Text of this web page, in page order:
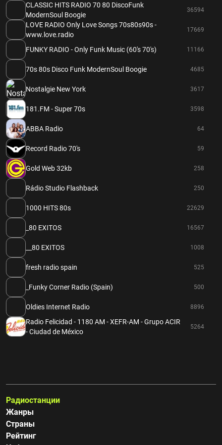
CLASSIC HITS RADIO 70 80 DiscoFunk
ModernSoul Boogie
36594
LOVE RADIO Only Love Songs 70s80s90s -
www.love.radio
17669
FUNKY RADIO - Only Funk Music (60's 70's) 11166
70s 80s Disco Funk ModernSoul Boogie 4685
Nostalgie New York 3617
181.FM - Super 70s 3598
ABBA Radio 64
Record Radio 70's 59
Gold Web 32kb 258
Rádio Studio Flashback 250
1000 HITS 80s 22629
_80 EXITOS 16567
__80 EXITOS 1008
fresh radio spain 525
_Funky Corner Radio (Spain) 500
Oldies Internet Radio 8896
Radio Felicidad - 1180 AM - XEFR-AM - Grupo ACIR
- Ciudad de México
5264
Радиостанции
Жанры
Страны
Рейтинг